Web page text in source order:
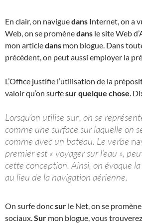
En clair, on naviguedans Internet, on a
Web, on se promènedans le site Web
mon articledans mon blogue. Dans
précèdent, on peut aussi employer la
L’Office justifie l’utilisation de la
valoir qu’on surfesur quelque chose.
Lorsqu’on utilise sur, on se
comme une surface sur laquelle on
comme avec un bateau. Le verbe
premier est « voyager sur l’eau »,
cette conception. Ainsi, on évoque
au lieu de la navigation aérienne.
On surfe doncsur le Net, on se promène
sociaux. Sur mon blogue, vous